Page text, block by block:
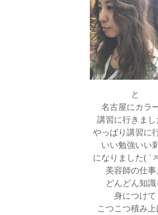
と
名古屋にカラ
講習に行きまし
やっぱり講習に
いい勉強いい
になりました( ´
美容師の仕事
どんどん知識
身につけて
こつこつ積み上